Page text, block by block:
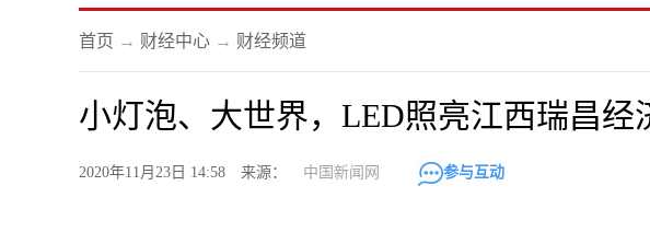
首页 → 财经中心 → 财经频道
小灯泡、大世界，LED照亮江西瑞昌经
2020年11月23日 14:58 来源： 中国新闻网 参与互动